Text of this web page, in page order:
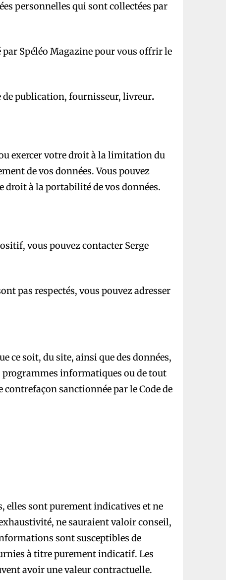
personnelles qui sont collectées par
Spéléo Magazinepour vous offrir le
de publication, fournisseur, livreur.
exercer votre droit à la limitation du
de vos données. Vous pouvez
droit à la portabilité de vos données.
vous pouvez contacter Serge
pas respectés, vous pouvez adresser
ce soit, du site, ainsi que des données,
programmes informatiques ou de tout
sanctionnée par le Code de
sont purement indicatives et ne
ne sauraient valoir conseil,
sont susceptibles de
à titre purement indicatif. Les
avoir une valeur contractuelle.